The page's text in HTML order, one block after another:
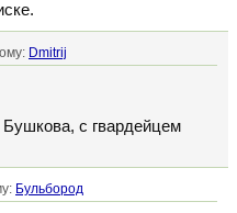
Dmitrij
с гвардейцем
Бульбород